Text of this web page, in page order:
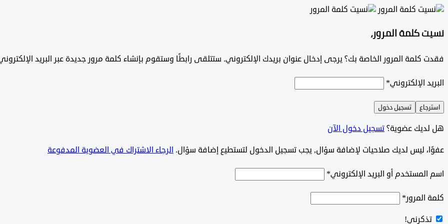
نسيت كلمة المرور،
فقدت كلمة المرور الخاصة بك؟ يرجى إدخال عنوان بريدك الإلكتروني. ستتلقى رابطًا وستقوم بإنشاء كلمة مرور جديدة عبر البريد
البريد الإلكتروني*
استرجاع تسجيل دخول
هل لديك عضوية؟تسجيل دخول الآن
‫‫‫عفوًا، ليس لديك صلاحيات لإضافة سؤال, يجب تسجيل الدخول لتستطيع إضافة سؤال. الرجاء الاشتراك في العضوية المدفوعة
اسم المستخدم أو البريد الإلكتروني*
كلمة المرور*
تذكرني!